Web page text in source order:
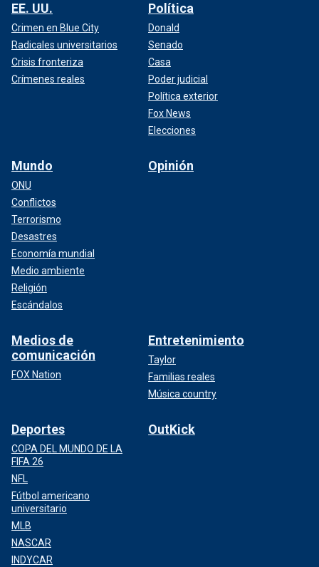
EE. UU.
Crimen en Blue City
Radicales universitarios
Crisis fronteriza
Crímenes reales
Política
Donald
Senado
Casa
Poder judicial
Política exterior
Fox News
Elecciones
Mundo
ONU
Conflictos
Terrorismo
Desastres
Economía mundial
Medio ambiente
Religión
Escándalos
Opinión
Medios de
comunicación
FOX Nation
Entretenimiento
Taylor
Familias reales
Música country
Deportes
COPA DEL MUNDO DE LA
FIFA 26
NFL
Fútbol americano
universitario
MLB
NASCAR
INDYCAR
OutKick